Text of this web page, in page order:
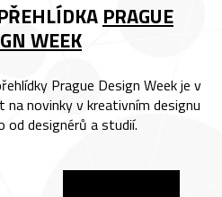
PRAGUE
WEEK
Prague Design Week je v
novinky v kreativním designu
od designérů a studií.